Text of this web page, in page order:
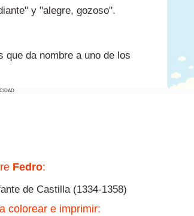
y "alegre, gozoso".
que da nombre a uno de los
Fedro:
de Castilla (1334-1358)
colorear e imprimir: